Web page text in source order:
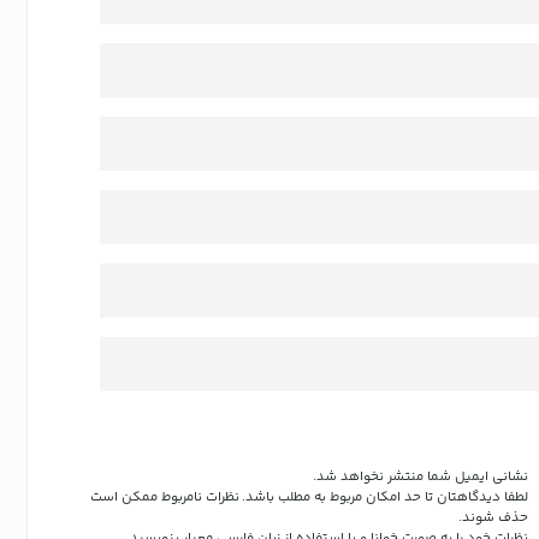
نشانی ایمیل شما منتشر نخواهد شد.
لطفا دیدگاهتان تا حد امکان مربوط به مطلب باشد. نظرات نامربوط ممکن است
حذف شوند.